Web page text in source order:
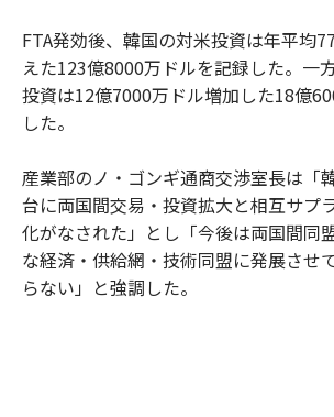
FTA発効後、韓国の対米投資は年平均
えた123億8000万ドルを記録した。一
投資は12億7000万ドル増加した18億
した。
産業部のノ・ゴンギ通商交渉室長は「
台に両国間交易・投資拡大と相互サプ
化がなされた」とし「今後は両国間同
な経済・供給網・技術同盟に発展させ
らない」と強調した。